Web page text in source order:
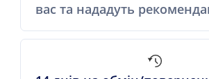
вас та нададуть